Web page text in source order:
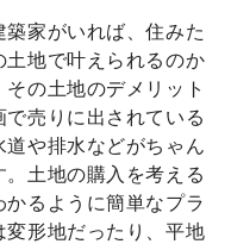
家がいれば、住みた
土地で叶えられるのか
の土地のデメリット
売りに出されている
や排水などがちゃん
土地の購入を考える
るように簡単なプラ
変形地だったり、平地